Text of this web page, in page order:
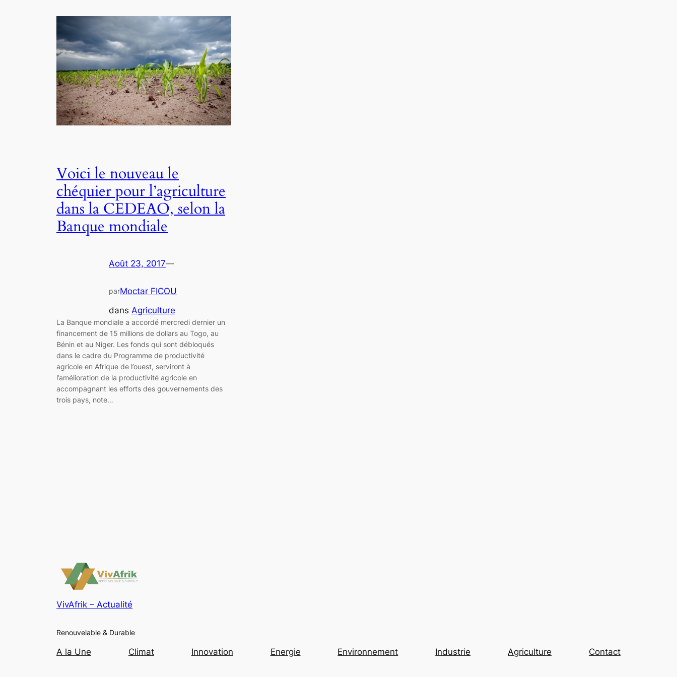
Voici le nouveau le
chéquier pour l’agriculture
dans la CEDEAO, selon la
Banque mondiale
Août 23, 2017—
parMoctar FICOU
dans Agriculture
La Banque mondiale a accordé mercredi dernier un
financement de 15 millions de dollars au Togo, au
Bénin et au Niger. Les fonds qui sont débloqués
dans le cadre du Programme de productivité
agricole en Afrique de l’ouest, serviront à
l’amélioration de la productivité agricole en
accompagnant les efforts des gouvernements des
trois pays, note…
VivAfrik – Actualité
Renouvelable & Durable
A la Une Climat Innovation Energie Environnement Industrie Agriculture Contact